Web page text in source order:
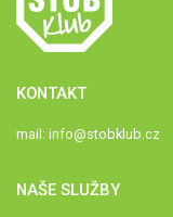
KONTAKT
mail: info@stobklub.cz
NAŠE SLUŽBY